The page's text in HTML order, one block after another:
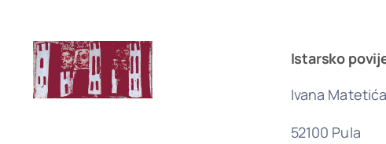
Istarsko
Ivana
52100 Pula